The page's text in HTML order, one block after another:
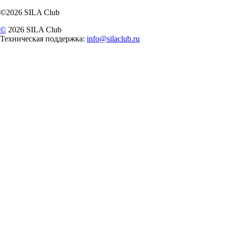
©2026 SILA Club
© 2026 SILA Club
Техническая поддержка: info@silaclub.ru